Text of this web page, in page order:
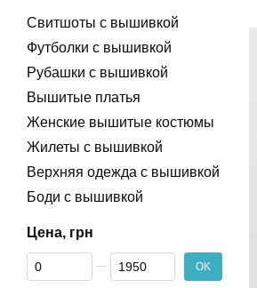
Свитшоты с вышивкой
Футболки с вышивкой
Рубашки с вышивкой
Вышитые платья
Женские вышитые костюмы
Жилеты с вышивкой
Верхняя одежда с вышивкой
Боди с вышивкой
Цена, грн
От Цена, грн
До Цена, грн OK